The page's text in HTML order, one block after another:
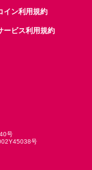
イン利用規約
ービス利用規約
号
号